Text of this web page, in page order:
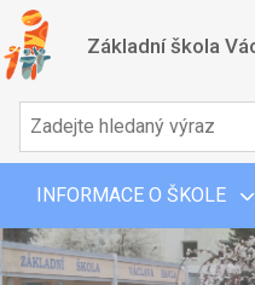
Základní škola
INFORMACE O ŠKOLE